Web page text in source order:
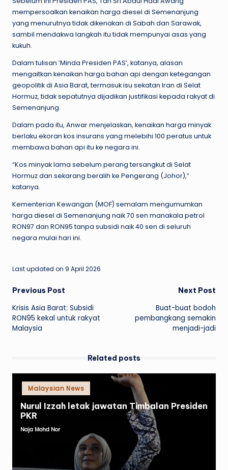
mempersoalkan kenaikan harga diesel di Semenanjung
yang menurutnya tidak dikenakan di Sabah dan Sarawak,
sambil mendakwa langkah itu tidak mempunyai asas yang
kukuh.
Dalam tulisan ‘Minda Presiden PAS’, katanya, alasan
mengaitkan kenaikan harga bahan api dengan ketegangan
geopolitik di Asia Barat, termasuk isu sekatan Iran di Selat
Hormuz, tidak sepatutnya dijadikan justifikasi kepada rakyat di
Semenanjung.
Dalam pada itu, Anwar menjelaskan, kenaikan harga minyak
berlaku ekoran kos insurans yang melebihi 100 peratus untuk
membawa bahan api itu ke negara ini.
“Kos minyak lama sebelum perang tersangkut di Selat
Hormuz dan sekarang beralih ke Pengerang (Johor),”
katanya.
Kementerian Kewangan (MOF) semalam mengumumkan
harga diesel di Semenanjung naik 70 sen manakala petrol
RON97 dan RON95 tanpa subsidi naik 40 sen di seluruh
negara mulai hari ini.
Last updated on 9 April 2026
Post
navigation
Previous Post
Krisis Asia Barat: Subsidi
RON95 kekal untuk rakyat
Malaysia
Next Post
Buat-buat bodoh
pembangkang semakin
menjadi-jadi
Related posts
Posted
Malaysian News
Nurul Izzah letak jawatan Timbalan Presiden
PKR
Posted
Naja Mohd Nor